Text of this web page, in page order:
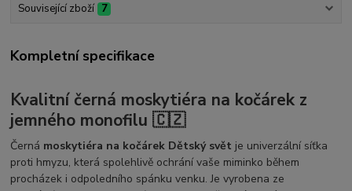
Související zboží 7
Kompletní specifikace
Kvalitní černá moskytiéra na kočárek z
jemného monofilu 🇨🇿
Černá moskytiéra na kočárek Dětský svět je univerzální síťka
proti hmyzu, která spolehlivě ochrání vaše miminko během
procházek i odpoledního spánku venku. Je vyrobena ze